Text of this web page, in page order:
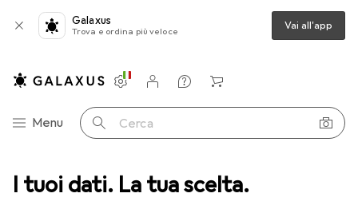
I tuoi dati. La tua scelta.
Galaxus
Trova e ordina più veloce Vai all'app
Categoria Navigazione
Menu Cerca
Impostazioni
Conto cliente
Liste di confronto
Liste dei desideri
Carrello
Lenti a contatto Air Optix più HydraGlyde per l'astigmatismo